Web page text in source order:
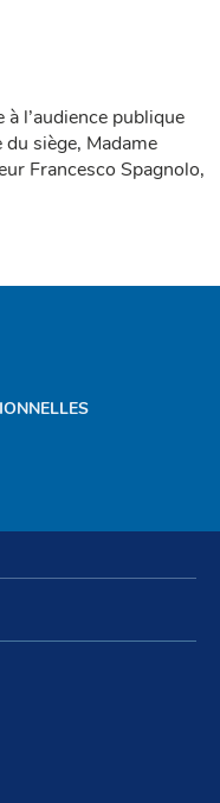
l’audience publique
siège, Madame
Francesco Spagnolo,